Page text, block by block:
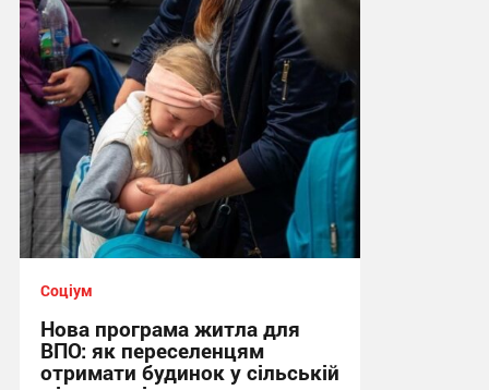
19:29, 24.07.2026
Соціум
Нова програма житла для
ВПО: як переселенцям
отримати будинок у сільській